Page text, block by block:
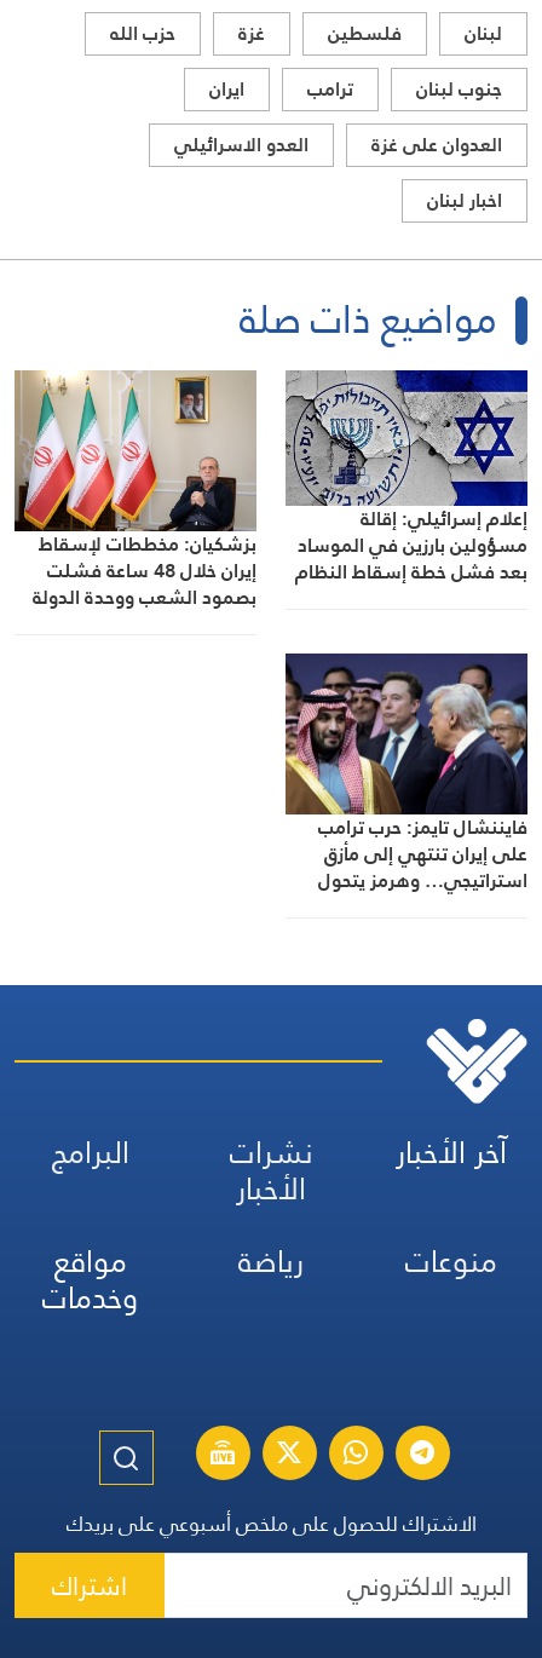
لبنان فلسطين غزة
حزب الله
جنوب لبنان
ترامب
ايران
العدوان على غزة
العدو الاسرائيلي
اخبار لبنان
مواضيع ذات صلة
إعلام إسرائيلي: إقالة
مسؤولين بارزين في الموساد
بعد فشل خطة إسقاط النظام
بزشكيان: مخططات لإسقاط
إيران خلال 48 ساعة فشلت
بصمود الشعب ووحدة الدولة
فايننشال تايمز: حرب ترامب
على إيران تنتهي إلى مأزق
استراتيجي… وهرمز يتحول
آخر الأخبار نشرات
الأخبار
البرامج
منوعات
رياضة مواقع
وخدمات
الاشتراك للحصول على ملخص أسبوعي على بريدك
اشتراك